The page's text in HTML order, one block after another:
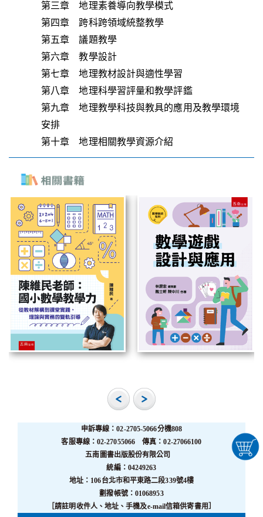
第三章 地理素養導向教學模式
第四章 跨科跨領域統整教學
第五章 議題教學
第六章 教學設計
第七章 地理教材設計與適性學習
第八章 地理科學習評量和教學評鑑
第九章 地理教學科技與教具的應用及教學環境
安排
第十章 地理相關教學資源介紹
申訴專線：02-2705-5066分機808
客服專線：02-27055066 傳真：02-27066100
五南圖書出版股份有限公司
統編：04249263
地址：106台北市和平東路二段339號4樓
劃撥帳號：01068953
［請註明收件人、地址、手機及e-mail信箱供寄書用］